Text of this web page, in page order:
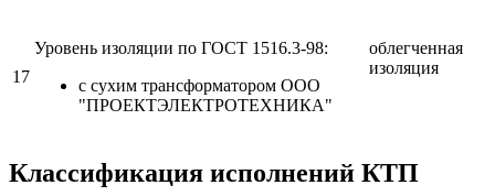
17
Уровень изоляции по ГОСТ 1516.3-98:
с сухим трансформатором ООО
"ПРОЕКТЭЛЕКТРОТЕХНИКА"
облегченная
изоляция
Классификация исполнений КТП